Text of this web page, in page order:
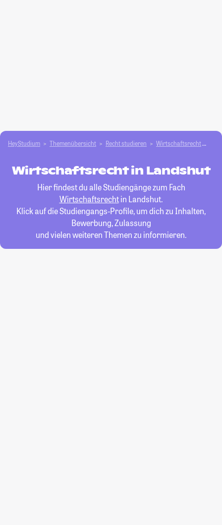
HeyStudium Themenübersicht Recht studieren Wirtschaftsrecht
Wirtschaftsrecht in Landshut
Hier findest du alle Studiengänge zum Fach
Wirtschaftsrechtin Landshut.
Klick auf die Studiengangs-Profile, um dich zu Inhalten,
Bewerbung, Zulassung
und vielen weiteren Themen zu informieren.